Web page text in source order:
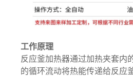
工作原理
反应釜加热器通过加热夹套内
的循环流动将热能传递给反应